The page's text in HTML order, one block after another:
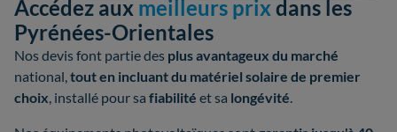
Accédez aux meilleurs prixdans les
Pyrénées-Orientales
Nos devis font partie des plus avantageux du marché
national,tout en incluant du matériel solaire de premier
choix, installé pour sa fiabilité et sa longévité.